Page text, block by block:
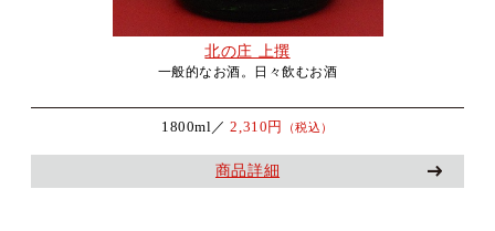
北の庄 上撰
一般的なお酒。日々飲むお酒
1800ml／2,310円 （税込）
商品詳細